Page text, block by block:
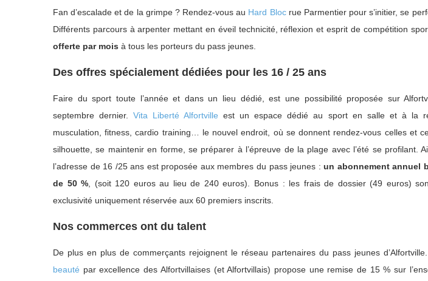
Fan d’escalade et de la grimpe ? Rendez-vous au Hard Blocrue Parmentier pour s’initier, se
Différents parcours à arpenter mettant en éveil technicité, réflexion et esprit de compétition
offerte par mois à tous les porteurs du pass jeunes.
Des offres spécialement dédiées pour les 16 / 25 ans
Faire du sport toute l’année et dans un lieu dédié, est une possibilité proposée sur
septembre dernier.Vita Liberté Alfortville est un espace dédié au sport en salle et à la
musculation, fitness, cardio training… le nouvel endroit, où se donnent rendez-vous celles et
silhouette, se maintenir en forme, se préparer à l’épreuve de la plage avec l’été se profilant.
l’adresse de 16 /25 ans est proposée aux membres du pass jeunes :un abonnement annuel
de 50 %, (soit 120 euros au lieu de 240 euros). Bonus : les frais de dossier (49 euros)
exclusivité uniquement réservée aux 60 premiers inscrits.
Nos commerces ont du talent
De plus en plus de commerçants rejoignent le réseau partenaires du pass jeunes d’Alfortville.
beauté par excellence des Alfortvillaises (et Alfortvillais) propose une remise de 15 % sur